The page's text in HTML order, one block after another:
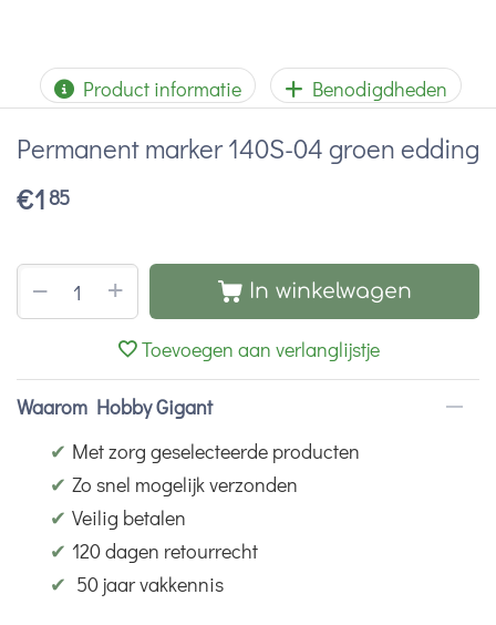
Product informatie Benodigdheden
Permanent marker 140S-04 groen edding
€185
+
− In winkelwagen
Toevoegen aan verlanglijstje
Waarom Hobby Gigant
✔ Met zorg geselecteerde producten
✔ Zo snel mogelijk verzonden
✔ Veilig betalen
✔ 120 dagen retourrecht
✔ 50 jaar vakkennis